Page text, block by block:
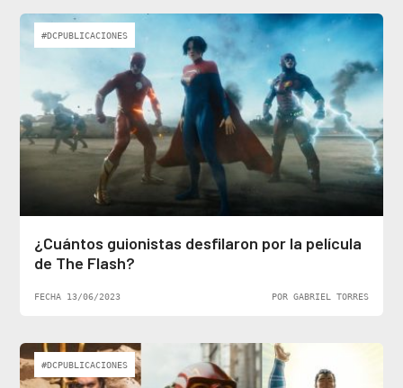
#DCPUBLICACIONES
¿Cuántos guionistas desfilaron por la película
de The Flash?
FECHA 13/06/2023 POR GABRIEL TORRES
#DCPUBLICACIONES